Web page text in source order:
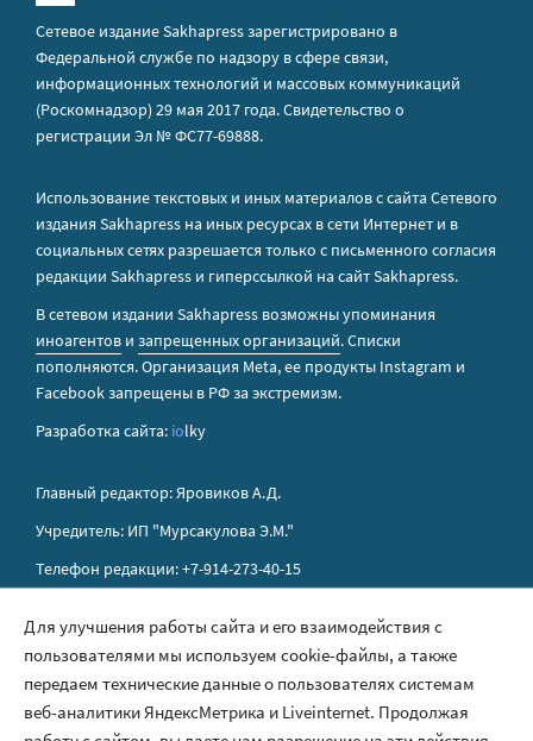
Сетевое издание Sakhapress зарегистрировано в
Федеральной службе по надзору в сфере связи,
информационных технологий и массовых коммуникаций
(Роскомнадзор) 29 мая 2017 года. Свидетельство о
регистрации Эл № ФС77-69888.
Использование текстовых и иных материалов с сайта Сетевого
издания Sakhapress на иных ресурсах в сети Интернет и в
социальных сетях разрешается только с письменного согласия
редакции Sakhapress и гиперссылкой на сайт Sakhapress.
В сетевом издании Sakhapress возможны упоминания
иноагентов и запрещенных организаций. Списки
пополняются. Организация Metа, ее продукты Instagram и
Facebook запрещены в РФ за экстремизм.
Разработка сайта: iolky
Главный редактор: Яровиков А.Д.
Учредитель: ИП "Мурсакулова Э.М."
Телефон редакции: +7-914-273-40-15
Правила сайта
Политика обработки персональных данных
Для улучшения работы сайта и его взаимодействия с
пользователями мы используем cookie-файлы, а также
передаем технические данные о пользователях системам
веб-аналитики ЯндексМетрика и Liveinternet. Продолжая